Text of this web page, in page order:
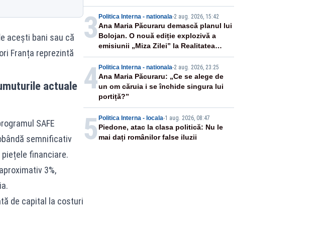
acești bani sau că
Franța reprezintă
actuale
SAFE
semnificativ
financiare.
3%,
de capital la costuri
promis României
3 Politica Interna - nationala-2 aug. 2026, 15:42
Ana Maria Păcuraru demască planul lui
Bolojan. O nouă ediție explozivă a
emisiunii „Miza Zilei” la Realitatea
PLUS
4Politica Interna - nationala-2 aug. 2026, 23:25
Ana Maria Păcuraru: „Ce se alege de
un om căruia i se închide singura lui
portiță?”
5 Politica Interna - locala-1 aug. 2026, 08:47
Piedone, atac la clasa politică: Nu le
mai dați românilor false iluzii